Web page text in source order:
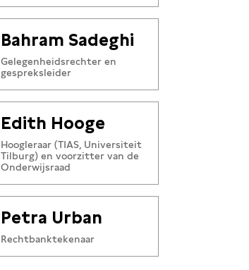
Bahram Sadeghi
Gelegenheidsrechter en
gespreksleider
Edith Hooge
Hoogleraar (TIAS, Universiteit
Tilburg) en voorzitter van de
Onderwijsraad
Petra Urban
Rechtbanktekenaar